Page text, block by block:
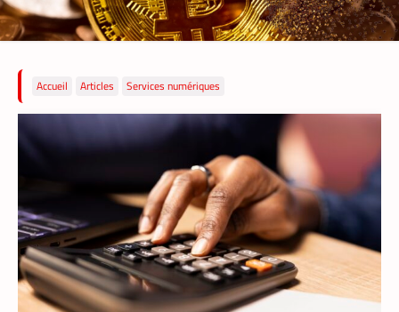
Accueil Articles Services numériques
TECH AFRIQUE , VTC
À près de 70 ans, le doyen des coursiers-
La Rédaction 14 mai 2026
Il n’a pas l’âge de s’arrêter. La soixantaine
revolue, M. Pani Gnaba Cauleve Delpech
est sans doute le doyen des coursiers-
partenaires de Yango Food en Côte d’Ivoire.
Chaque matin, depuis son logement de
Marcory, il enfourche son vélo, ouvre
l’application Pro développée
spécifiquement pour les coursiers, et
attend que son téléphone sonne. La suite
est une question de technologie et
d’endurance.